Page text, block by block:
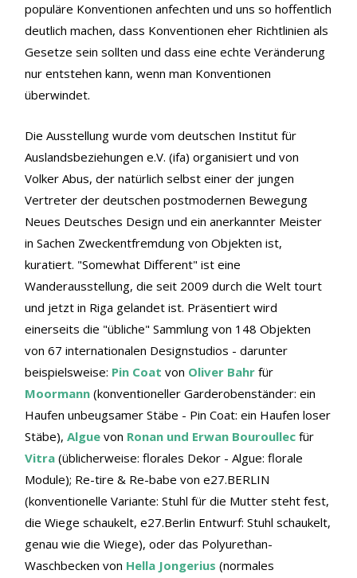
populäre Konventionen anfechten und uns so hoffentlich
deutlich machen, dass Konventionen eher Richtlinien als
Gesetze sein sollten und dass eine echte Veränderung
nur entstehen kann, wenn man Konventionen
überwindet.
Die Ausstellung wurde vom deutschen Institut für
Auslandsbeziehungen e.V. (ifa) organisiert und von
Volker Abus, der natürlich selbst einer der jungen
Vertreter der deutschen postmodernen Bewegung
Neues Deutsches Design und ein anerkannter Meister
in Sachen Zweckentfremdung von Objekten ist,
kuratiert. "Somewhat Different" ist eine
Wanderausstellung, die seit 2009 durch die Welt tourt
und jetzt in Riga gelandet ist. Präsentiert wird
einerseits die "übliche" Sammlung von 148 Objekten
von 67 internationalen Designstudios - darunter
beispielsweise: Pin Coat von Oliver Bahr für
Moormann (konventioneller Garderobenständer: ein
Haufen unbeugsamer Stäbe - Pin Coat: ein Haufen loser
Stäbe), Algue von Ronan und Erwan Bouroullec für
Vitra (üblicherweise: florales Dekor - Algue: florale
Module); Re-tire & Re-babe von e27.BERLIN
(konventionelle Variante: Stuhl für die Mutter steht fest,
die Wiege schaukelt, e27.Berlin Entwurf: Stuhl schaukelt,
genau wie die Wiege), oder das Polyurethan-
Waschbecken von Hella Jongerius (normales